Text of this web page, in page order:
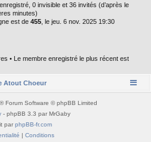
0 invisible et 36 invités (d’après le
minutes)
est de 455 , le jeu. 6 nov. 2025 19:30
• Le membre enregistré le plus récent est
Atout Choeur
® Forum Software © phpBB Limited
- phpBB 3.3 par MrGaby
par phpBB-fr.com
Conditions